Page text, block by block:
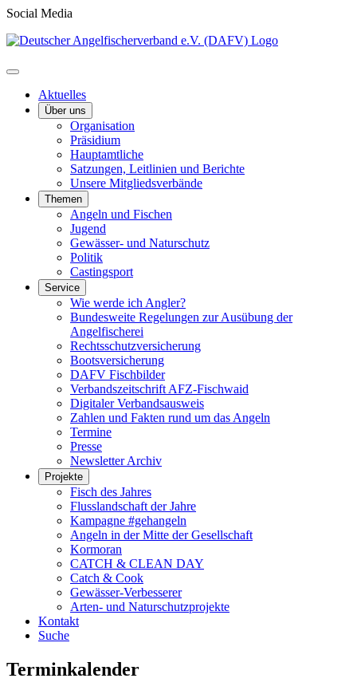
Social Media
Aktuelles
Über uns
Organisation
Präsidium
Hauptamtliche
Satzungen, Leitlinien und Berichte
Unsere Mitgliedsverbände
Themen
Angeln und Fischen
Jugend
Gewässer- und Naturschutz
Politik
Castingsport
Service
Wie werde ich Angler?
Bundesweite Regelungen zur Ausübung der
Angelfischerei
Rechtsschutzversicherung
Bootsversicherung
DAFV Fischbilder
Verbandszeitschrift AFZ-Fischwaid
Digitaler Verbandsausweis
Zahlen und Fakten rund um das Angeln
Termine
Presse
Newsletter Archiv
Projekte
Fisch des Jahres
Flusslandschaft der Jahre
Kampagne #gehangeln
Angeln in der Mitte der Gesellschaft
Kormoran
CATCH & CLEAN DAY
Catch & Cook
Gewässer-Verbesserer
Arten- und Naturschutzprojekte
Kontakt
Suche
Terminkalender